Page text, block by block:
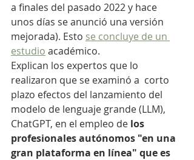
a finales del pasado 2022 y hace
unos días se anunció una versión
mejorada). Esto se concluye de un
estudio académico.
Explican los expertos que lo
realizaron que se examinó a  corto
plazo efectos del lanzamiento del
modelo de lenguaje grande (LLM),
ChatGPT, en el empleo de los
profesionales autónomos "en una
gran plataforma en línea" que es